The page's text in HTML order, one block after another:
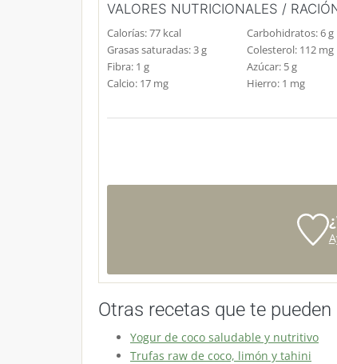
VALORES NUTRICIONALES /
Calorías:77 kcal Carbohidratos:6g
Grasas saturadas:3g Colesterol: 112 mg
Fibra: 1 g Azúcar: 5g
Calcio: 17 mg Hierro: 1 mg
Otras recetas que te pueden
Yogur de coco saludable y nutritivo
Trufas raw de coco, limón y tahini